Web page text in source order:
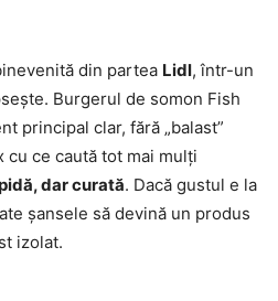
din partea Lidl, într-un
Burgerul de somon Fish
principal clar, fără „balast”
cu ce caută tot mai mulți
dar curată. Dacă gustul e la
șansele să devină un produs
izolat.